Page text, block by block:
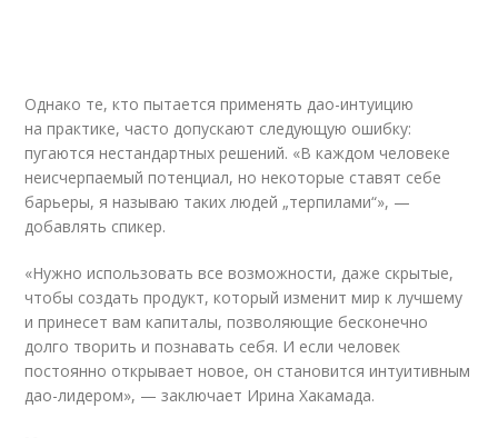
Однако те, кто пытается применять дао-интуицию
на практике, часто допускают следующую ошибку:
пугаются нестандартных решений. «В каждом человеке
неисчерпаемый потенциал, но некоторые ставят себе
барьеры, я называю таких людей „терпилами“», —
добавлять спикер.
«Нужно использовать все возможности, даже скрытые,
чтобы создать продукт, который изменит мир к лучшему
и принесет вам капиталы, позволяющие бесконечно
долго творить и познавать себя. И если человек
постоянно открывает новое, он становится интуитивным
дао-лидером», — заключает Ирина Хакамада.